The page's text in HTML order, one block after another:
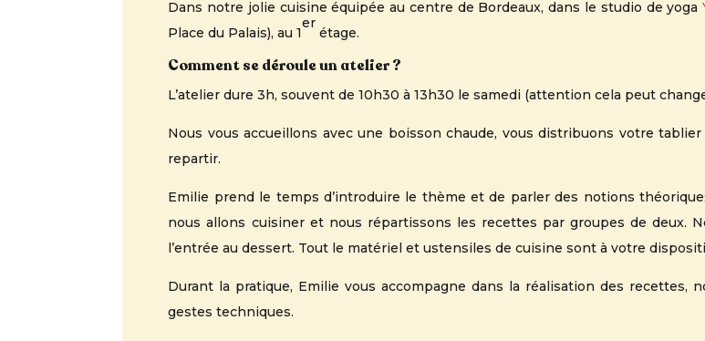
Dans notre jolie cuisine équipée au centre de Bordeaux, dans le studio de yoga
Place du Palais), au 1
er
étage.
Comment se déroule un atelier ?
L’atelier dure 3h, souvent de 10h30 à 13h30 le samedi (attention cela peut
Nous vous accueillons avec une boisson chaude, vous distribuons votre
repartir.
Emilie prend le temps d’introduire le thème et de parler des notions
nous allons cuisiner et nous répartissons les recettes par groupes de deux.
l’entrée au dessert. Tout le matériel et ustensiles de cuisine sont à votre
Durant la pratique, Emilie vous accompagne dans la réalisation des recettes,
gestes techniques.